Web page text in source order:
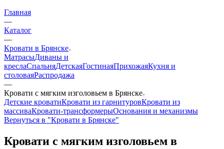
Главная
—
Каталог
—
Кровати в Брянске
МатрасыДиваны и
креслаСпальняДетскаяГостинаяПрихожаяКухня и
столоваяРаспродажа
—
Кровати с мягким изголовьем в Брянске
Детские кроватиКровати из гарнитуровКровати из
массиваКровати-трансформерыОснования и механизмы
Вернуться в "Кровати в Брянске"
Кровати с мягким изголовьем в